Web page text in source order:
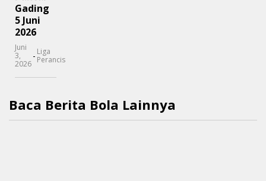
Gading
5 Juni
2026
Juni
3,
2026
- Liga
Perancis
Baca Berita Bola Lainnya